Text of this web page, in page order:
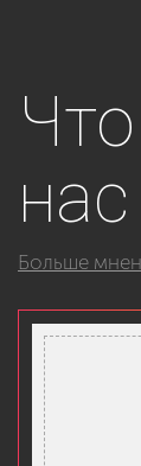
Что
нас
Больше